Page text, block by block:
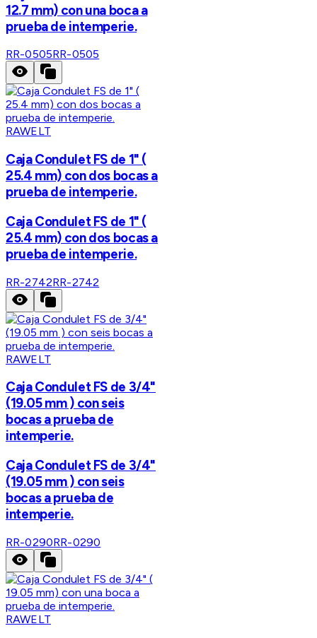
12.7 mm) con una boca a
prueba de intemperie.
RR-0505RR-0505
RAWELT
Caja Condulet FS de 1" (
25.4 mm) con dos bocas a
prueba de intemperie.
Caja Condulet FS de 1" (
25.4 mm) con dos bocas a
prueba de intemperie.
RR-2742RR-2742
RAWELT
Caja Condulet FS de 3/4"
(19.05 mm ) con seis
bocas a prueba de
intemperie.
Caja Condulet FS de 3/4"
(19.05 mm ) con seis
bocas a prueba de
intemperie.
RR-0290RR-0290
RAWELT